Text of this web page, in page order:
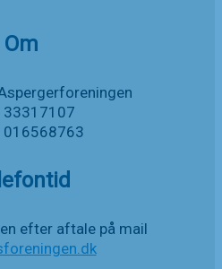
Om
33317107
efter aftale på mail